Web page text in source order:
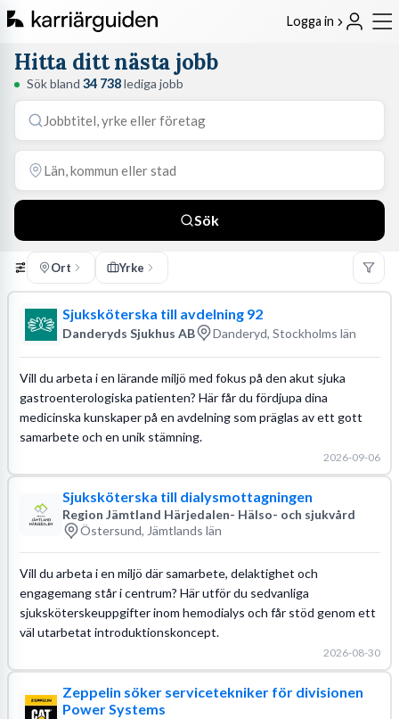
Logga in
Hitta ditt nästa jobb
Sök bland 34 738lediga jobb
Sök
Ort Yrke
Sjuksköterska till avdelning 92
Danderyds Sjukhus AB Danderyd, Stockholms län
Vill du arbeta i en lärande miljö med fokus på den akut sjuka
gastroenterologiska patienten? Här får du fördjupa dina
medicinska kunskaper på en avdelning som präglas av ett gott
samarbete och en unik stämning.
2026-09-06
Sjuksköterska till dialysmottagningen
Region Jämtland Härjedalen- Hälso- och sjukvård
Östersund, Jämtlands län
Vill du arbeta i en miljö där samarbete, delaktighet och
engagemang står i centrum? Här utför du sedvanliga
sjuksköterskeuppgifter inom hemodialys och får stöd genom ett
väl utarbetat introduktionskoncept.
2026-08-30
Zeppelin söker servicetekniker för divisionen
Power Systems